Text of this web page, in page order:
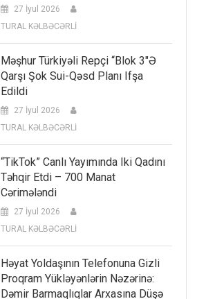
27 İyul 2026
TURAL KƏLBƏCƏRLİ
Məşhur Türkiyəli Repçi “Blok 3″ə
Qarşı Şok Sui-Qəsd Planı Ifşa
Edildi
27 İyul 2026
TURAL KƏLBƏCƏRLİ
“TikTok” Canlı Yayımında Iki Qadını
Təhqir Etdi – 700 Manat
Cərimələndi
27 İyul 2026
TURAL KƏLBƏCƏRLİ
Həyat Yoldaşının Telefonuna Gizli
Proqram Yükləyənlərin Nəzərinə:
Dəmir Barmaqlıqlar Arxasına Düşə